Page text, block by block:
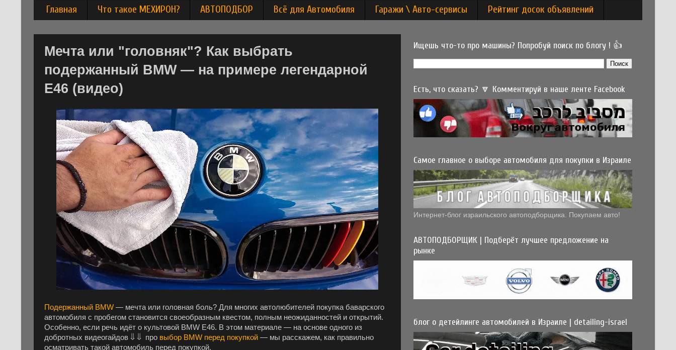
Главная Что такое МЕХИРОН? АВТОПОДБОР Всё для Автомобиля Гаражи \ Авто-сервисы Рейтинг досок объявлений
Мечта или "головняк"? Как выбрать
подержанный BMW — на примере легендарной
E46 (видео)
Подержанный BMW — мечта или головная боль? Для многих автолюбителей покупка баварского
автомобиля с пробегом становится своеобразным квестом, полным неожиданностей и открытий.
Особенно, если речь идёт о культовой BMW E46. В этом материале — на основе одного из
добротных видеогайдов ⇓ ⇓ про выбор BMW перед покупкой — мы расскажем, как правильно
осматривать такой автомобиль перед покупкой.
Ищешь что-то про машины? Попробуй поиск по блогу ! 👍
Есть, что сказать? 🔽 Комментируй в наше ленте Facebook
Самое главное о выборе автомобиля для покупки в Израиле
Интернет-блог израильского автоподборщика. Покупаем авто!
АВТОПОДБОРЩИК | Подберёт лучшее предложение на
рынке
блог о детейлинге автомобилей в Израиле | detailing-israel